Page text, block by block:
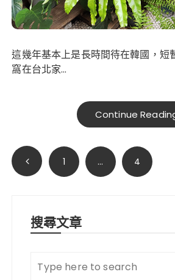
這幾年基本上是長時間待在韓國，短暫回台灣的時間除了
窩在台北家…
Continue
文
章 1 ... 4
搜尋文章